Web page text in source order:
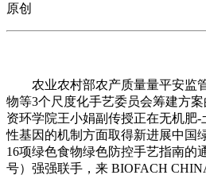
原创
农业农村部农产质量量平安监
物等3个尺度化手艺委员会筹建方
资环学院王小娟副传授正在无机肥
性基因的机制方面取得新进展中国
16项绿色食物绿色防控手艺指南的
号）强强联手，来 BIOFACH